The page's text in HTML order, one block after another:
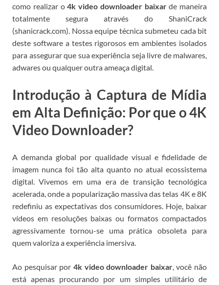
como realizar o4k video downloader baixarde maneira
totalmente segura através do ShaniCrack
(shanicrack.com). Nossa equipe técnica submeteu cada bit
deste software a testes rigorosos em ambientes isolados
para assegurar que sua experiência seja livre de malwares,
adwares ou qualquer outra ameaça digital.
Introdução à Captura de Mídia
em Alta Definição: Por que o 4K
Video Downloader?
A demanda global por qualidade visual e fidelidade de
imagem nunca foi tão alta quanto no atual ecossistema
digital. Vivemos em uma era de transição tecnológica
acelerada, onde a popularização massiva das telas 4K e 8K
redefiniu as expectativas dos consumidores. Hoje, baixar
vídeos em resoluções baixas ou formatos compactados
agressivamente tornou-se uma prática obsoleta para
quem valoriza a experiência imersiva.
Ao pesquisar por 4k video downloader baixar, você não
está apenas procurando por um simples utilitário de